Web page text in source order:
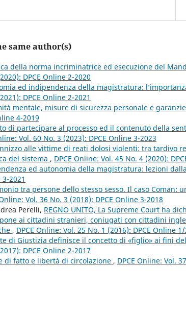
same author(s)
della norma incriminatrice ed esecuzione del
DPCE Online 2-2020
ed indipendenza della magistratura:
DPCE Online 2-2021
mentale, misure di sicurezza personale e
4-2019
di partecipare al processo ed il contenuto della
Vol. 60 No. 3 (2023): DPCE Online 3-2023
alle vittime di reati dolosi violenti: tra tardivo
del sistema , DPCE Online: Vol. 45 No. 4 (2020):
ed autonomia della magistratura: lezioni
2021
tra persone dello stesso sesso. Il caso Coman:
Vol. 36 No. 3 (2018): DPCE Online 3-2018
Perelli, REGNO UNITO, La Supreme Court ha
ai cittadini stranieri, coniugati con cittadini
, DPCE Online: Vol. 25 No. 1 (2016): DPCE Online
di Giustizia definisce il concetto di «figlio» ai fini
DPCE Online 2-2017
di fatto e libertà di circolazione , DPCE Online: Vol.